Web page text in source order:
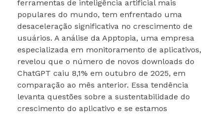
ferramentas de inteligência artificial mais
populares do mundo, tem enfrentado uma
desaceleração significativa no crescimento de
usuários. A análise da Apptopia, uma empresa
especializada em monitoramento de aplicativos,
revelou que o número de novos downloads do
ChatGPT caiu 8,1% em outubro de 2025, em
comparação ao mês anterior. Essa tendência
levanta questões sobre a sustentabilidade do
crescimento do aplicativo e se estamos